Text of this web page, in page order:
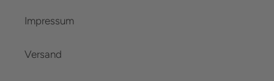
Impressum
Versand